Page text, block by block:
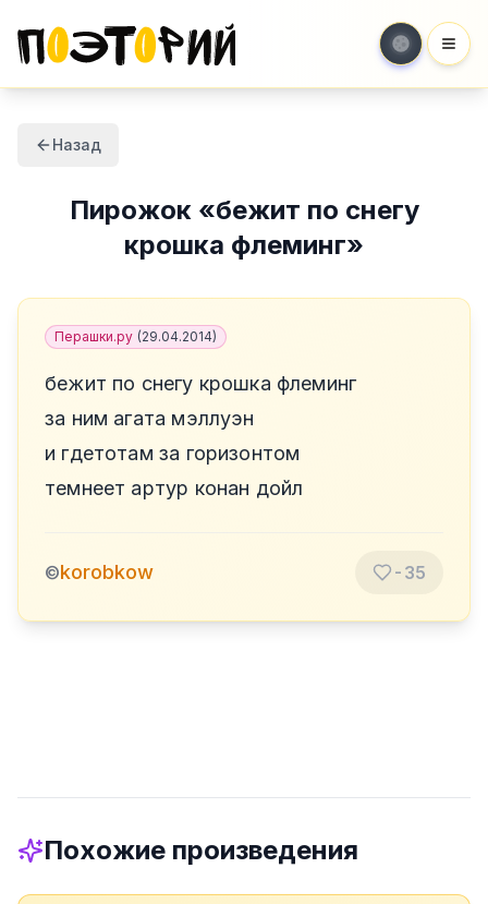
Назад
Пирожок«бежит по снегу
крошка флеминг»
Перашки.ру (29.04.2014)
бежит по снегу крошка флеминг
за ним агата мэллуэн
и гдетотам за горизонтом
темнеет артур конан дойл
©korobkow -35
Похожие произведения